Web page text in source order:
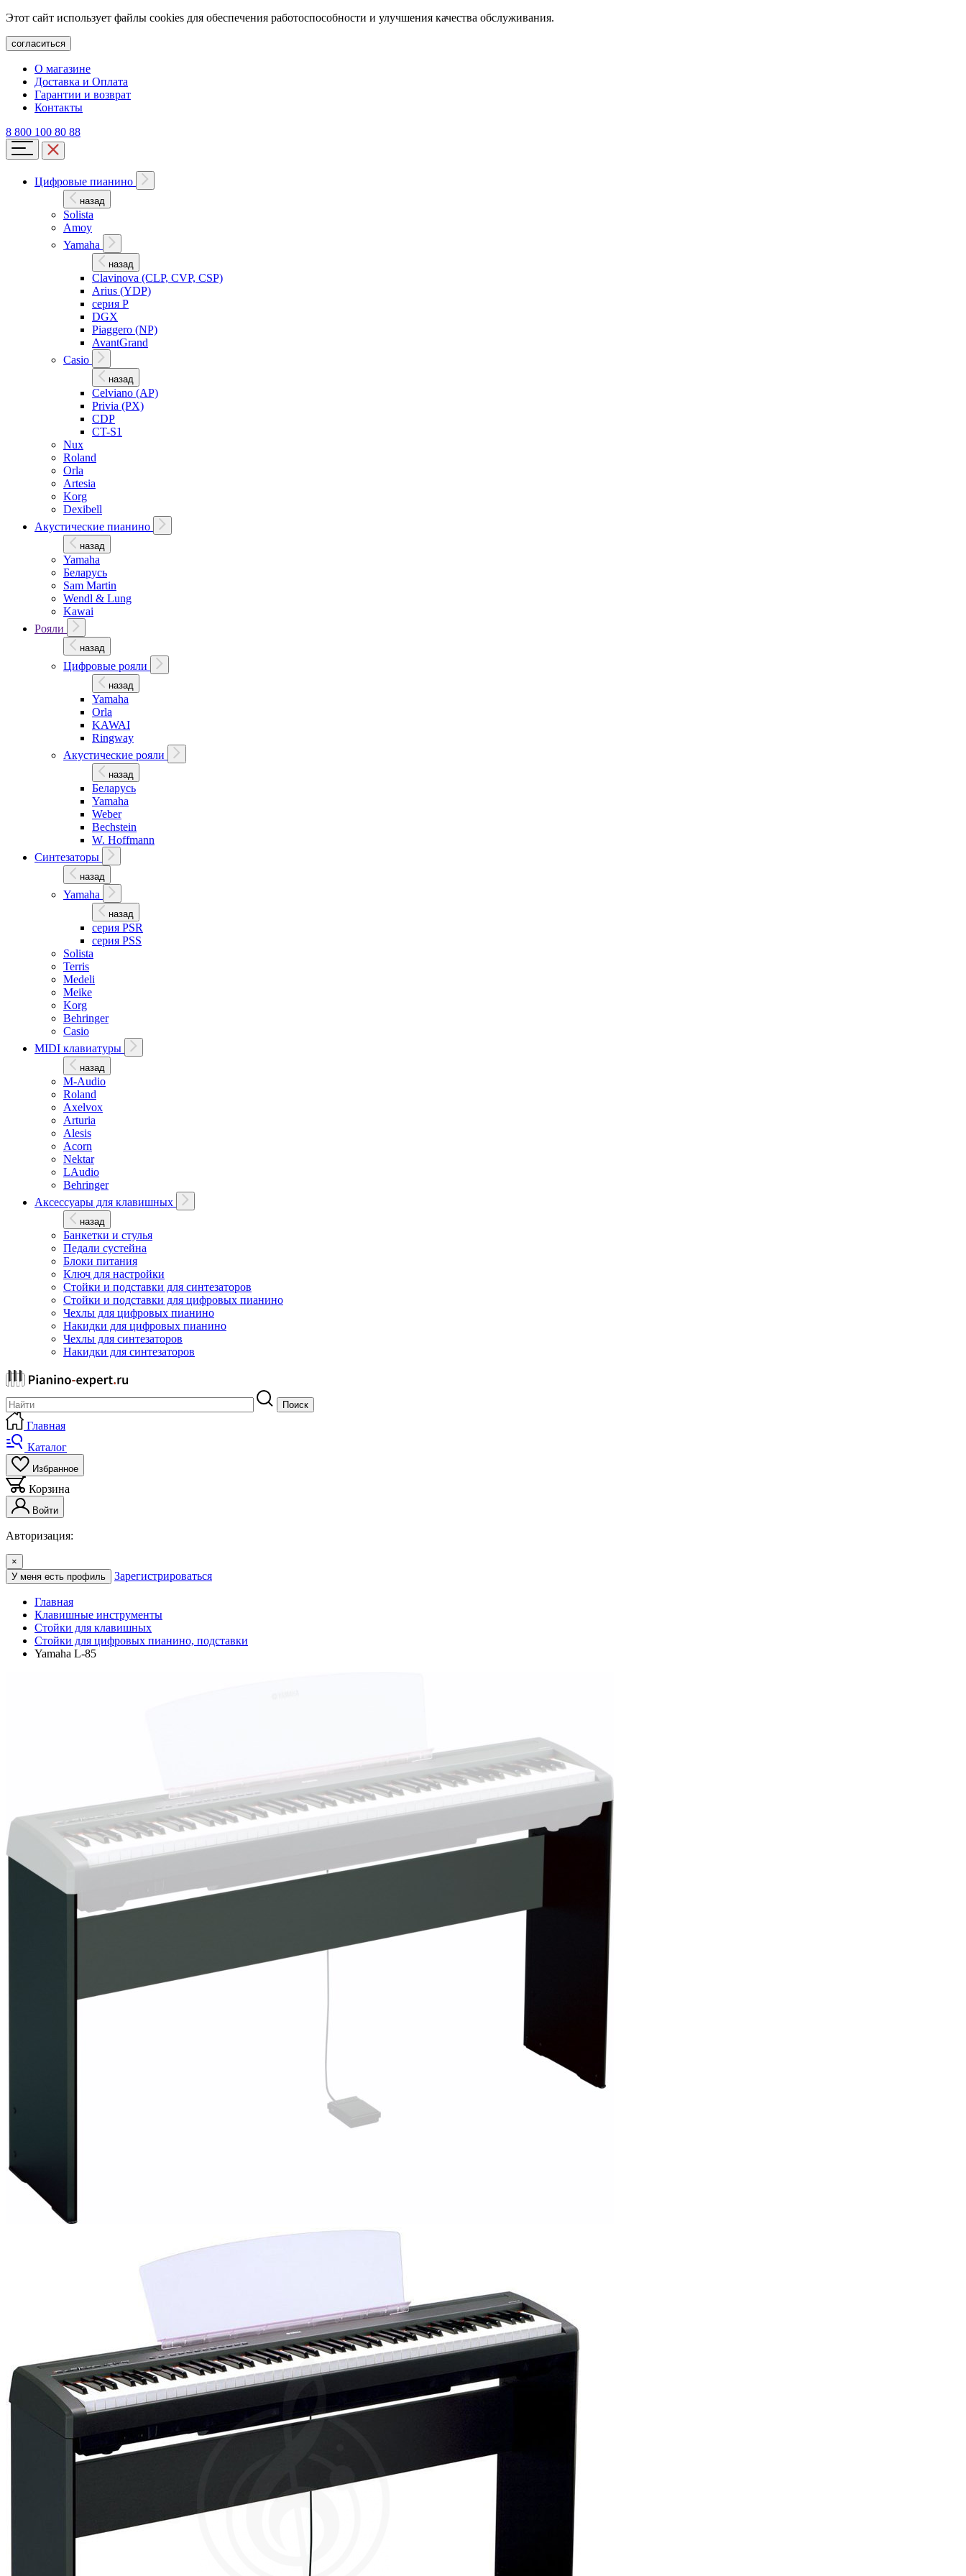
Этот сайт использует файлы cookies для обеспечения работоспособности и улучшения качества обслуживания.
согласиться
О магазине
Доставка и Оплата
Гарантии и возврат
Контакты
8 800 100 80 88
Цифровые пианино
назад
Solista
Amoy
Yamaha
назад
Clavinova (CLP, CVP, CSP)
Arius (YDP)
серия P
DGX
Piaggero (NP)
AvantGrand
Casio
назад
Celviano (AP)
Privia (PX)
CDP
CT-S1
Nux
Roland
Orla
Artesia
Korg
Dexibell
Акустические пианино
назад
Yamaha
Беларусь
Sam Martin
Wendl & Lung
Kawai
Рояли
назад
Цифровые рояли
назад
Yamaha
Orla
KAWAI
Ringway
Акустические рояли
назад
Беларусь
Yamaha
Weber
Bechstein
W. Hoffmann
Синтезаторы
назад
Yamaha
назад
серия PSR
серия PSS
Solista
Terris
Medeli
Meike
Korg
Behringer
Casio
MIDI клавиатуры
назад
M-Audio
Roland
Axelvox
Arturia
Alesis
Acorn
Nektar
LAudio
Behringer
Аксессуары для клавишных
назад
Банкетки и стулья
Педали сустейна
Блоки питания
Ключ для настройки
Стойки и подставки для синтезаторов
Стойки и подставки для цифровых пианино
Чехлы для цифровых пианино
Накидки для цифровых пианино
Чехлы для синтезаторов
Накидки для синтезаторов
Поиск
Главная
Каталог
Избранное
Корзина
Войти
Авторизация:
×
У меня есть профиль
Зарегистрироваться
Главная
Клавишные инструменты
Стойки для клавишных
Стойки для цифровых пианино, подставки
Yamaha L-85